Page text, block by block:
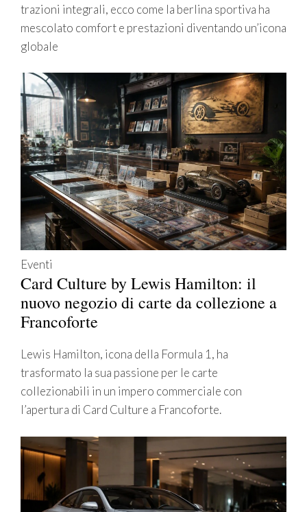
trazioni integrali, ecco come la berlina sportiva ha
mescolato comfort e prestazioni diventando un’icona
globale
Eventi
Card Culture by Lewis Hamilton: il
nuovo negozio di carte da collezione a
Francoforte
Lewis Hamilton, icona della Formula 1, ha
trasformato la sua passione per le carte
collezionabili in un impero commerciale con
l’apertura di Card Culture a Francoforte.